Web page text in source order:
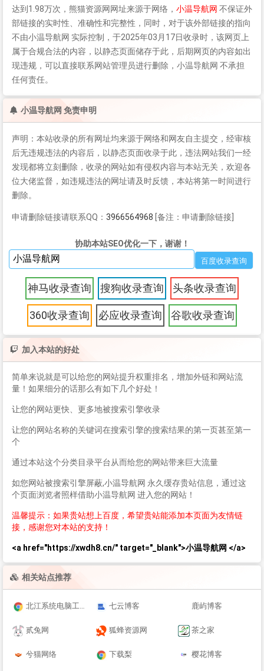
达到1.98万次， 熊猫资源网 网址来源于网络， 小温导航网 不保证外
部链接的实时性、准确性和完整性，同时，对于该外部链接的指向
不由小温导航网 实际控制，于2025年03月17日收录时，该网页上
属于合规合法的内容，以静态页面储存于此，后期网页的内容如出
现违规，可以直接联系网站管理员进行删除，小温导航网 不承担
任何责任。
小温导航网 免责申明
声明：本站收录的所有网址均来源于网络和网友自主提交，经审核
后无违规违法的内容后，以静态页面收录于此，违法网站我们一经
发现都将立刻删除，收录的网站如有侵权内容与本站无关，欢迎各
位大佬监督，如违规违法的网址请及时反馈，本站将第一时间进行
删除。
申请删除链接请联系QQ： 3966564968 [备注：申请删除链接]
协助本站SEO优化一下，谢谢！
神马收录查询 搜狗收录查询 头条收录查询
360收录查询 必应收录查询 谷歌收录查询
加入本站的好处
简单来说就是可以给您的网站提升权重排名，增加外链和网站流
量！如果细分的话那么有如下几个好处！
让您的网站更快、更多地被搜索引擎收录
让您的网站名称的关键词在搜索引擎的搜索结果的第一页甚至第一
个
通过本站这个分类目录平台从而给您的网站带来巨大流量
如您网站被搜索引擎屏蔽,小温导航网 永久缓存贵站信息，通过这
个页面浏览者照样借助小温导航网 进入您的网站！
温馨提示：如果贵站想上百度，希望贵站能添加本页面为友情链
接，感谢您对本站的支持！
<a href="https://xwdh8.cn/" target="_blank">小温导航网 </a>
相关站点推荐
北江系统电脑工作室 七云博客 鹿屿博客
贰兔网 狐蜂资源网 茶之家
兮猫网络 下载梨 樱花博客